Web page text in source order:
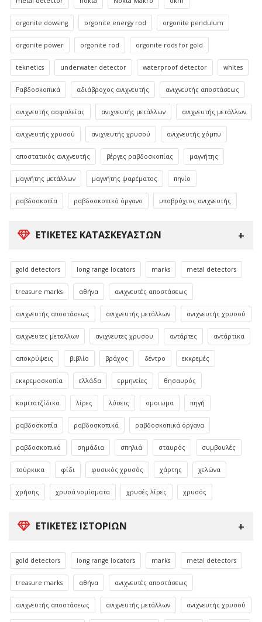
orgonite dowsing orgonite energy rod orgonite pendulum
orgonite power orgonite rod orgonite rods for gold
teknetics underwater detector waterproof detector whites
Ραβδοσκοπικά αδιάβροχος ανιχνευτής ανιχνευτής αποστάσεως
ανιχνευτής ασφαλείας ανιχνευτής μετάλλων ανιχνευτής μετάλλων
ανιχνευτής χρυσού ανιχνευτής χρυσού ανιχνευτής χόμπυ
αποστατικός ανιχνευτής βέργες ραβδοσκοπίας μαγνήτης
μαγνήτης μετάλλων μαγνήτης ψαρέματος πηνίο
ραβδοσκοπία ραβδοσκοπικό όργανο υποβρύχιος ανιχνευτής
ΕΤΙΚΈΤΕΣ ΚΑΤΑΣΚΕΥΑΣΤΏΝ
gold detectors long range locators marks metal detectors
treasure marks αθήνα ανιχνευτές αποστάσεως
ανιχνευτής αποστάσεως ανιχνευτής μετάλλων ανιχνευτής χρυσού
ανιχνευτες μεταλλων ανιχνευτες χρυσου αντάρτες αντάρτικα
αποκρύψεις βιβλίο βράχος δέντρο εκκρεμές
εκκρεμοσκοπία ελλάδα ερμηνείες θησαυρός
κομιτατζίδικα λίρες λύσεις ομοιωμα πηγή
ραβδοσκοπία ραβδοσκοπικά ραβδοσκοπικά όργανα
ραβδοσκοπικό σημάδια σπηλιά σταυρός συμβουλές
τούρκικα φίδι φυσικός χρυσός χάρτης χελώνα
χρήσης χρυσά νομίσματα χρυσές λίρες χρυσός
ΕΤΙΚΈΤΕΣ ΙΣΤΟΡΙΏΝ
gold detectors long range locators marks metal detectors
treasure marks αθήνα ανιχνευτές αποστάσεως
ανιχνευτής αποστάσεως ανιχνευτής μετάλλων ανιχνευτής χρυσού